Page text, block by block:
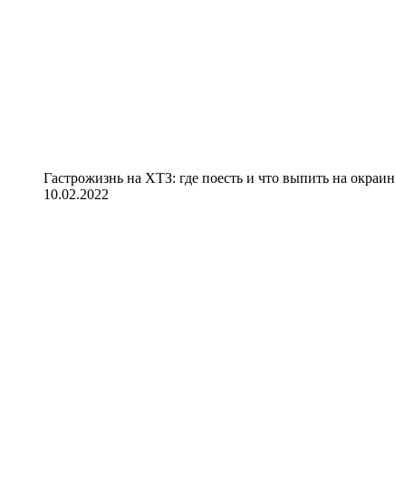
Гастрожизнь на ХТЗ: где поесть и что выпить на
10.02.2022